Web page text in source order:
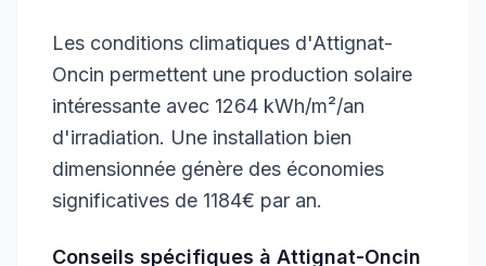
Les conditions climatiques d'Attignat-
Oncin permettent une production solaire
intéressante avec 1264 kWh/m²/an
d'irradiation. Une installation bien
dimensionnée génère des économies
significatives de 1184€ par an.
Conseils spécifiques à Attignat-Oncin